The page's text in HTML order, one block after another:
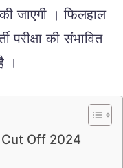
जाएगी । फिलहाल
परीक्षा की संभावित
।
Off 2024